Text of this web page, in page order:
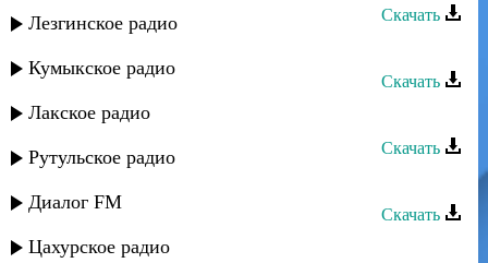
Лезгинское радио
Кумыкское радио
Лакское радио
Рутульское радио
Диалог FM
Цахурское радио
Скачать
Скачать
Гапцах группа - Эльвира
Скачать
Скачать
Гапцах группа - Тебе дарю